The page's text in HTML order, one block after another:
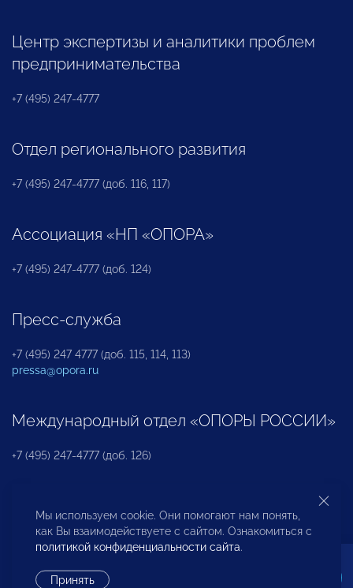
Центр экспертизы и аналитики проблем
предпринимательства
+7 (495) 247-4777
Отдел регионального развития
+7 (495) 247-4777 (доб. 116, 117)
Ассоциация «НП «ОПОРА»
+7 (495) 247-4777 (доб. 124)
Пресс-служба
+7 (495) 247 4777 (доб. 115, 114, 113)
pressa@opora.ru
Международный отдел «ОПОРЫ РОССИИ»
+7 (495) 247-4777 (доб. 126)
Бюро по защите прав предпринимателей и
инвесторов
Мы используем cookie. Они помогают нам понять,
как Вы взаимодействуете с сайтом. Ознакомиться с
политикой конфиденциальности сайта.
Принять